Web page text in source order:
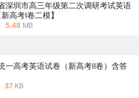
深圳市高三年级第二次调研考试英语
高考Ⅰ卷二模】
5.48 MB
一高考英语试卷（新高考Ⅱ卷）含答
37 KB